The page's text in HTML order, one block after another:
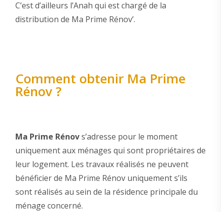
C’est d’ailleurs l’Anah qui est chargé de la
distribution de Ma Prime Rénov’.
Comment obtenir Ma Prime
Rénov ?
Ma Prime Rénovs’adresse pour le moment
uniquement aux ménages qui sont propriétaires de
leur logement. Les travaux réalisés ne peuvent
bénéficier de Ma Prime Rénov uniquement s’ils
sont réalisés au sein de la résidence principale du
ménage concerné.